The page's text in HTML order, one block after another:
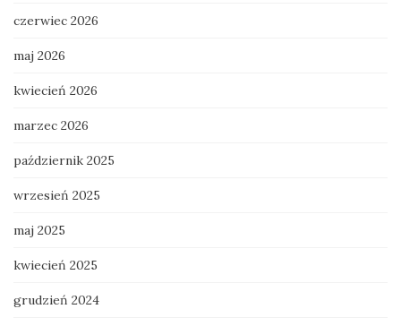
czerwiec 2026
maj 2026
kwiecień 2026
marzec 2026
październik 2025
wrzesień 2025
maj 2025
kwiecień 2025
grudzień 2024